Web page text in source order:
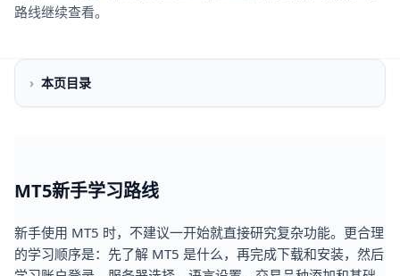
路线继续查看。
› 本页目录
MT5新手学习路线
新手使用 MT5 时，不建议一开始就直接研究复杂功能。更合理
的学习顺序是：先了解 MT5 是什么，再完成下载和安装，然后